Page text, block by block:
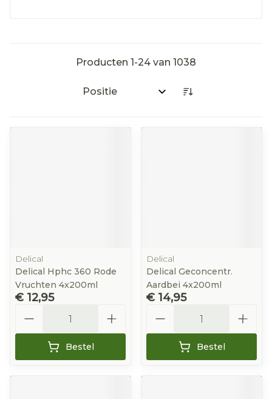
Producten 1-24 van 1038
Sorteer op:
Delical
Delical Hphc 360 Rode
Vruchten 4x200ml
€ 12,95
Bestel
Delical
Delical Geconcentr.
Aardbei 4x200ml
€ 14,95
Bestel